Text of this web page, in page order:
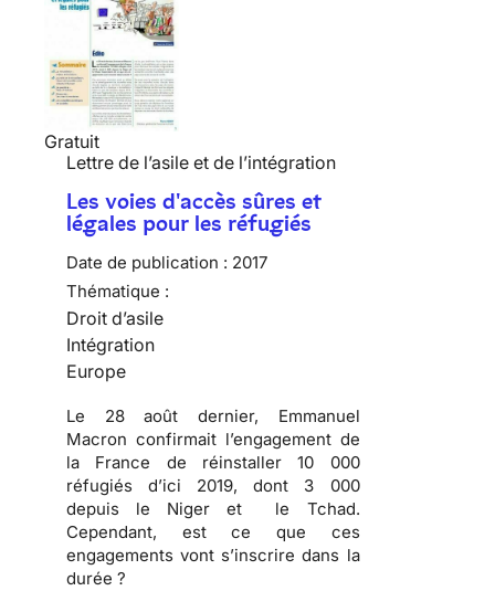
Gratuit
Lettre de l’asile et de l’intégration
Les voies d'accès sûres et
légales pour les réfugiés
Date de publication : 2017
Thématique :
Droit d’asile
Intégration
Europe
Le 28 août dernier, Emmanuel
Macron confirmait l’engagement de
la France de réinstaller 10 000
réfugiés d’ici 2019, dont 3 000
depuis le Niger et le Tchad.
Cependant, est ce que ces
engagements vont s’inscrire dans la
durée ?